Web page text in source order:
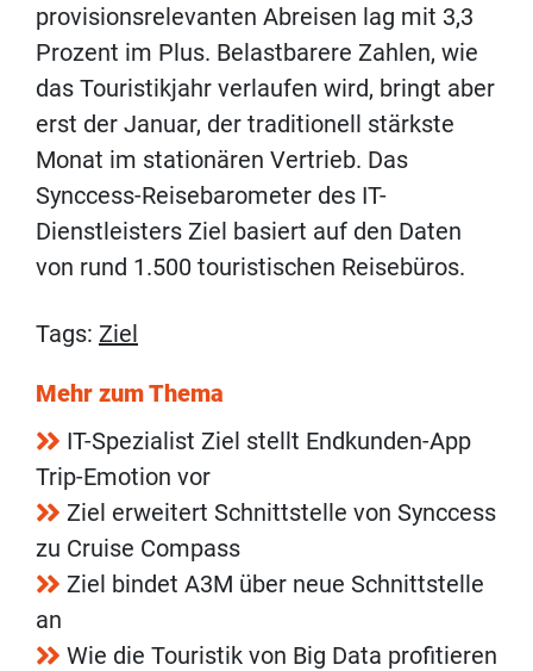
provisionsrelevanten Abreisen lag mit 3,3
Prozent im Plus. Belastbarere Zahlen, wie
das Touristikjahr verlaufen wird, bringt aber
erst der Januar, der traditionell stärkste
Monat im stationären Vertrieb. Das
Synccess-Reisebarometer des IT-
Dienstleisters Ziel basiert auf den Daten
von rund 1.500 touristischen Reisebüros.
Tags: Ziel
Mehr zum Thema
IT-Spezialist Ziel stellt Endkunden-App
Trip-Emotion vor
Ziel erweitert Schnittstelle von Synccess
zu Cruise Compass
Ziel bindet A3M über neue Schnittstelle
an
Wie die Touristik von Big Data profitieren